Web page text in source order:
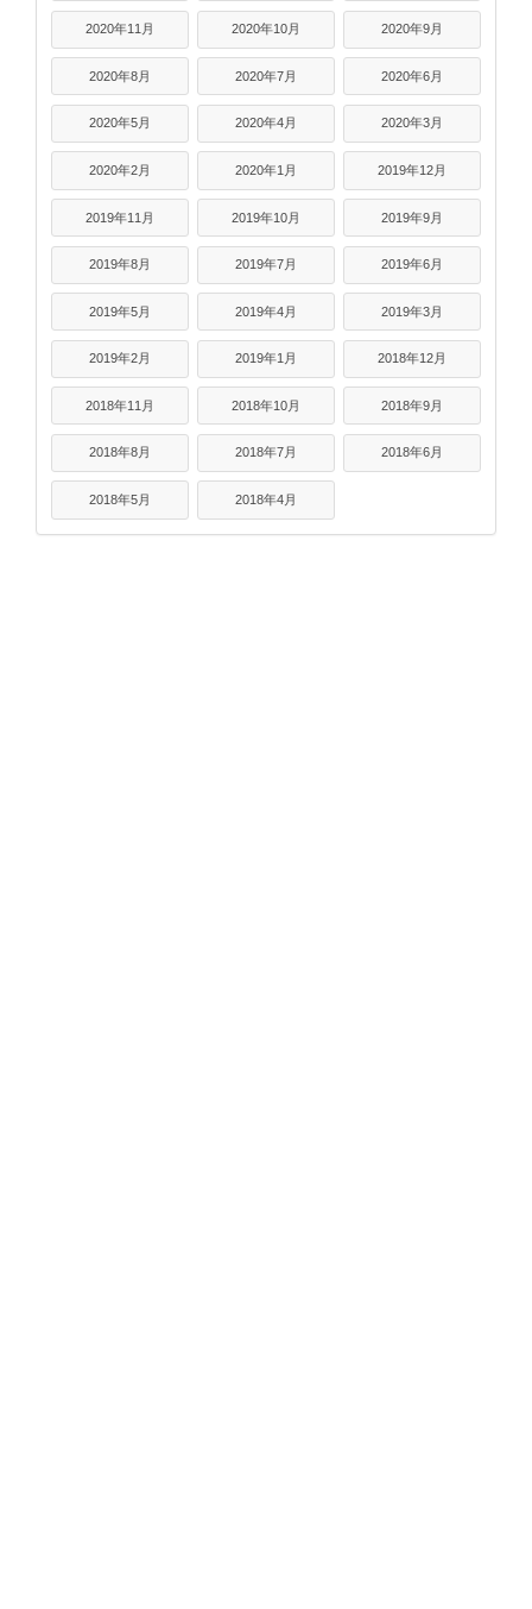
2020年11月 2020年10月 2020年9月
2020年8月 2020年7月 2020年6月
2020年5月 2020年4月 2020年3月
2020年2月 2020年1月 2019年12月
2019年11月 2019年10月 2019年9月
2019年8月 2019年7月 2019年6月
2019年5月 2019年4月 2019年3月
2019年2月 2019年1月 2018年12月
2018年11月 2018年10月 2018年9月
2018年8月 2018年7月 2018年6月
2018年5月 2018年4月